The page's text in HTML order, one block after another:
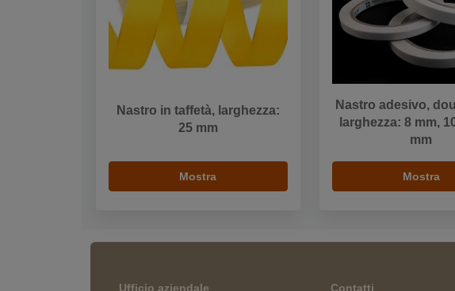
Nastro in taffetà, larghezza:
25 mm
Mostra
Nastro adesivo,
larghezza: 8 mm,
mm
Mostra
Ufficio aziendale Contatti